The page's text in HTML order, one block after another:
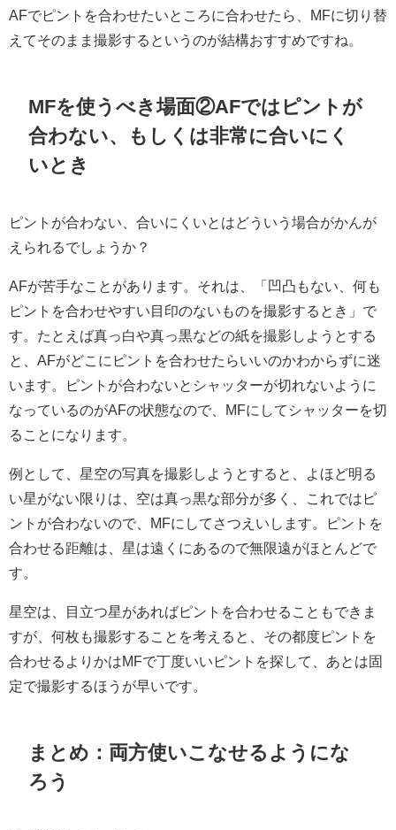
AFでピントを合わせたいところに合わせたら、MFに切り替
えてそのまま撮影するというのが結構おすすめですね。
MFを使うべき場面②AFではピントが
合わない、もしくは非常に合いにく
いとき
ピントが合わない、合いにくいとはどういう場合がかんが
えられるでしょうか？
AFが苦手なことがあります。それは、「凹凸もない、何も
ピントを合わせやすい目印のないものを撮影するとき」で
す。たとえば真っ白や真っ黒などの紙を撮影しようとする
と、AFがどこにピントを合わせたらいいのかわからずに迷
います。ピントが合わないとシャッターが切れないように
なっているのがAFの状態なので、MFにしてシャッターを切
ることになります。
例として、星空の写真を撮影しようとすると、よほど明る
い星がない限りは、空は真っ黒な部分が多く、これではピ
ントが合わないので、MFにしてさつえいします。ピントを
合わせる距離は、星は遠くにあるので無限遠がほとんどで
す。
星空は、目立つ星があればピントを合わせることもできま
すが、何枚も撮影することを考えると、その都度ピントを
合わせるよりかはMFで丁度いいピントを探して、あとは固
定で撮影するほうが早いです。
まとめ：両方使いこなせるようにな
ろう